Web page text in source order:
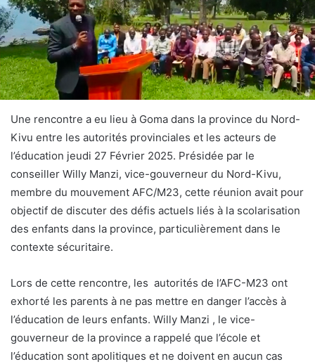
Une rencontre a eu lieu à Goma dans la province du Nord-
Kivu entre les autorités provinciales et les acteurs de
l’éducation jeudi 27 Février 2025. Présidée par le
conseiller Willy Manzi, vice-gouverneur du Nord-Kivu,
membre du mouvement AFC/M23, cette réunion avait pour
objectif de discuter des défis actuels liés à la scolarisation
des enfants dans la province, particulièrement dans le
contexte sécuritaire.
Lors de cette rencontre, les autorités de l’AFC-M23 ont
exhorté les parents à ne pas mettre en danger l’accès à
l’éducation de leurs enfants. Willy Manzi , le vice-
gouverneur de la province a rappelé que l’école et
l’éducation sont apolitiques et ne doivent en aucun cas